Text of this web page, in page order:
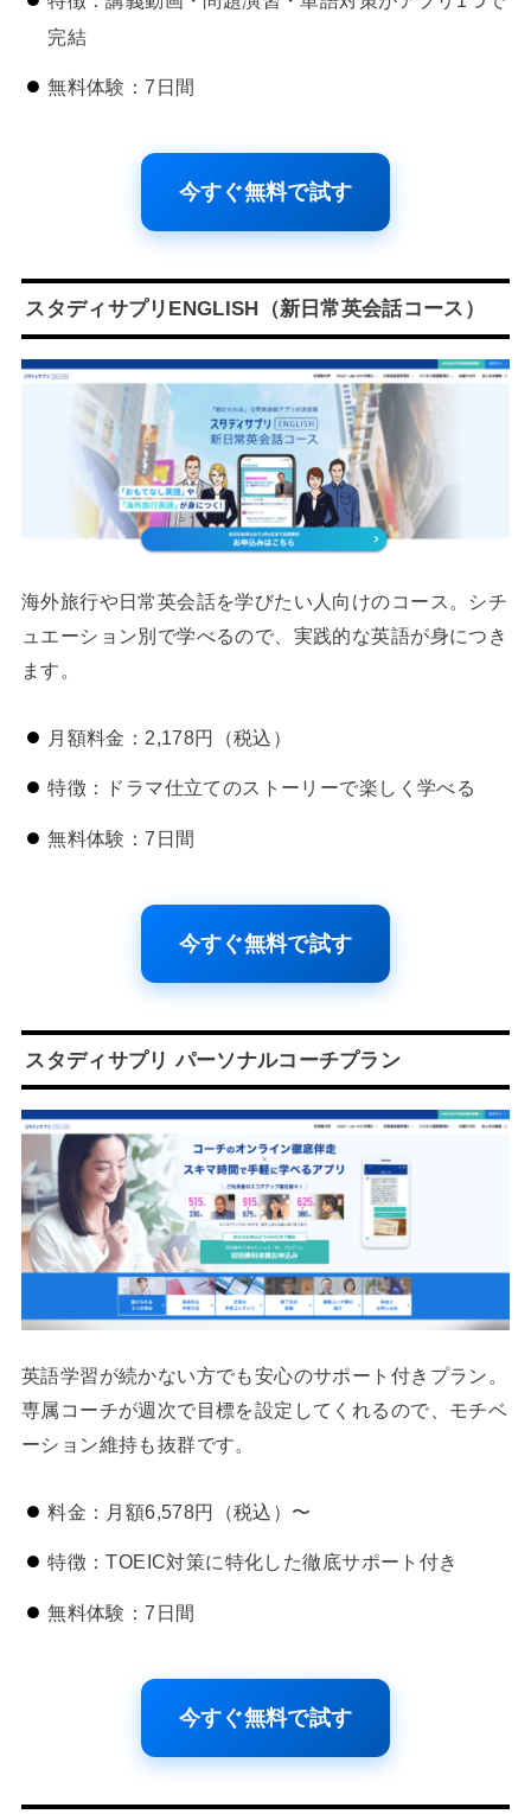
完結
無料体験：7日間
今すぐ無料で試す
スタディサプリENGLISH（新日常英会話コース）
海外旅行や日常英会話を学びたい人向けのコース。シチ
ュエーション別で学べるので、実践的な英語が身につき
ます。
月額料金：2,178円（税込）
特徴：ドラマ仕立てのストーリーで楽しく学べる
無料体験：7日間
今すぐ無料で試す
スタディサプリ パーソナルコーチプラン
英語学習が続かない方でも安心のサポート付きプラン。
専属コーチが週次で目標を設定してくれるので、モチベ
ーション維持も抜群です。
料金：月額6,578円（税込）〜
特徴：TOEIC対策に特化した徹底サポート付き
無料体験：7日間
今すぐ無料で試す